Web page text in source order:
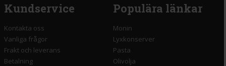
Kundservice
Kontakta oss
Vanliga frågor
Frakt och leverans
Betalning
Populära länkar
Monin
Lyxkonserver
Pasta
Olivolja